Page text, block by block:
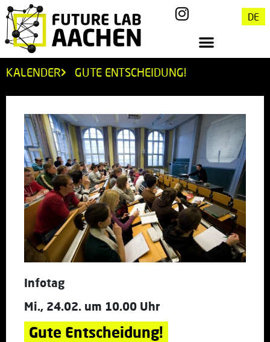
DE
KALENDER GUTE ENTSCHEIDUNG!
Infotag
Mi., 24.02. um 10.00 Uhr
Gute Entscheidung!